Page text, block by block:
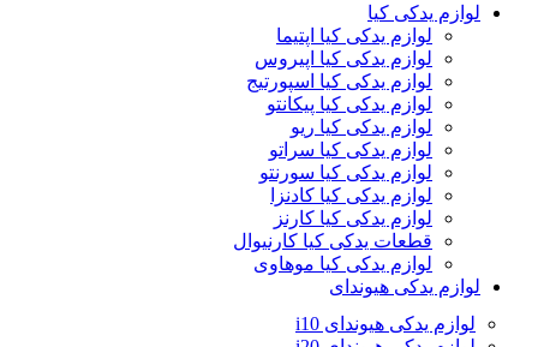
لوازم یدکی کیا
لوازم یدکی کیا اپتیما
لوازم یدکی کیا اپیروس
لوازم یدکی کیا اسپورتیج
لوازم یدکی کیا پیکانتو
لوازم یدکی کیا ریو
لوازم یدکی کیا سراتو
لوازم یدکی کیا سورنتو
لوازم یدکی کیا کادنزا
لوازم یدکی کیا کارنز
قطعات یدکی کیا کارنیوال
لوازم یدکی کیا موهاوی
لوازم یدکی هیوندای
لوازم یدکی هیوندای i10